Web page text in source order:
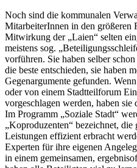
Noch sind die kommunalen
MitarbeiterInnen in den größeren
Mitwirkung der „Laien“ selten
meistens sog.
vorführen. Sie haben selber
die beste entschieden, sie haben
Gegenargumente gefunden.
oder von einem Stadtteilforum
vorgeschlagen werden, haben
Im Programm „Soziale Stadt“
„Koproduzenten“ bezeichnet,
Leistungen effizient erbracht
Experten für ihre eigenen
in einem gemeinsamen,